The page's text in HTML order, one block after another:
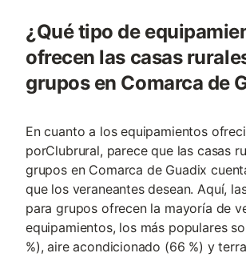
¿Qué tipo de
ofrecen las casas
grupos en Comarca de
En cuanto a los equipamientos
porClubrural, parece que las casas
grupos en Comarca de Guadix
que los veraneantes desean. Aquí,
para grupos ofrecen la mayoría de
equipamientos, los más populares
%), aire acondicionado (66 %) y